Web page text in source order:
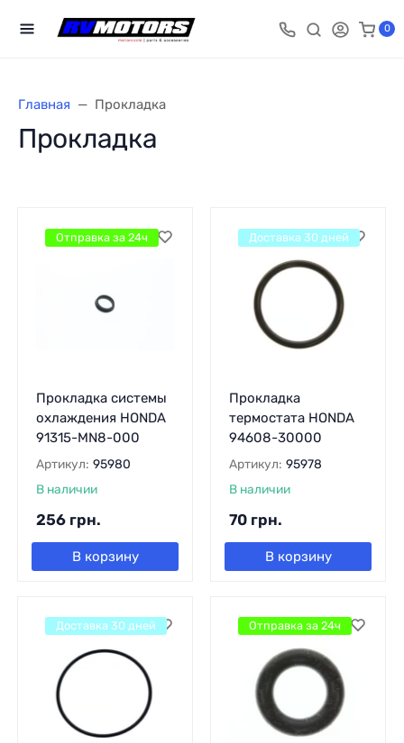
0
Главная Прокладка
Прокладка
Прокладка системы
охлаждения HONDA
91315-MN8-000
Артикул: 95980
В наличии
256 грн.
В корзину
Отправка за 24ч
Прокладка
термостата HONDA
94608-30000
Артикул: 95978
В наличии
70 грн.
В корзину
Доставка 30 дней
Доставка 30 дней Отправка за 24ч